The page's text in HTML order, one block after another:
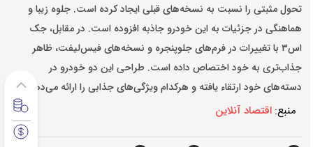
تحول مثبتی را نسبت به نسخه‌های قبلی ایجاد کرده است. جلوه زیبا و
هماهنگی در جزئیات به این خودرو جاذبه افزوده است. در مقابل، جک
اس۳ با تغییرات در فرم‌های جلوپنجره و نسخه‌های فیس‌لیفت، ظاهر
جذاب‌تری به خود اختصاص داده است. طراحی این دو خودرو در
دسته‌های خود ارتقاء یافته و هرکدام ویژگی‌های جذابی را ارائه می‌دهند.
منبع: اقتصاد آنلاین